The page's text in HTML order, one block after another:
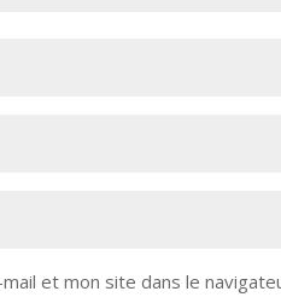
et mon site dans le